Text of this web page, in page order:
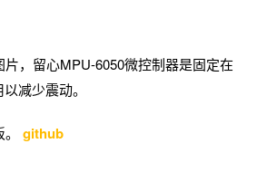
，留心MPU-6050微控制器是固定在
减少震动。
github